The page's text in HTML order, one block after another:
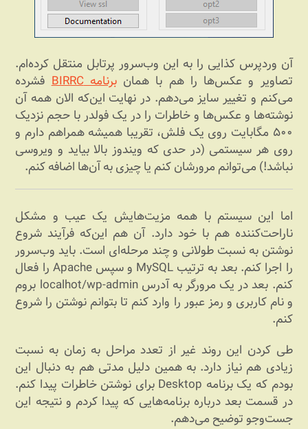
آن وردپرس کذایی را به این وب‌سرور پرتابل منتقل کرده‌ام.
تصاویر و عکس‌ها را هم با همانبرنامه BIRRC
فشرده
می‌کنم و تغییر سایز می‌دهم. در نهایت این‌که الان همه آن
نوشته‌ها و عکس‌ها و خاطرات را در یک فولدر با حجم نزدیک
۵۰۰ مگابایت روی یک فلش، تقریبا همیشه همراهم دارم و
روی هر سیستمی (در حدی که ویندوز بالا بیاید و ویروسی
نباشد!) می‌توانم مرورشان کنم یا چیزی به آن‌ها اضافه کنم.
اما این سیستم با همه مزیت‌هایش یک عیب و مشکل
ناراحت‌کننده هم با خود دارد. آن هم این‌که فرآیند شروع
نوشتن به نسبت طولانی و چند مرحله‌ای است. باید وب‌سرور
را اجرا کنم. بعد به ترتیب MySQL و سپس Apache را فعال
کنم. بعد در یک مرورگر به آدرس localhot/wp-admin بروم
و نام کاربری و رمز عبور را وارد کنم تا بتوانم نوشتن را شروع
کنم.
طی کردن این روند غیر از تعدد مراحل به زمان به نسبت
زیادی هم نیاز دارد. به همین دلیل مدتی هم به دنبال این
بودم که یک برنامه Desktop برای نوشتن خاطرات پیدا کنم.
در قسمت بعد درباره برنامه‌هایی که پیدا کردم و نتیجه این
جست‌وجو توضیح می‌دهم.